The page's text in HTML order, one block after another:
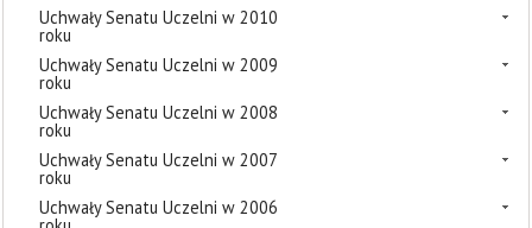
Uchwały Senatu Uczelni w 2010
roku
Uchwały Senatu Uczelni w 2009
roku
Uchwały Senatu Uczelni w 2008
roku
Uchwały Senatu Uczelni w 2007
roku
Uchwały Senatu Uczelni w 2006